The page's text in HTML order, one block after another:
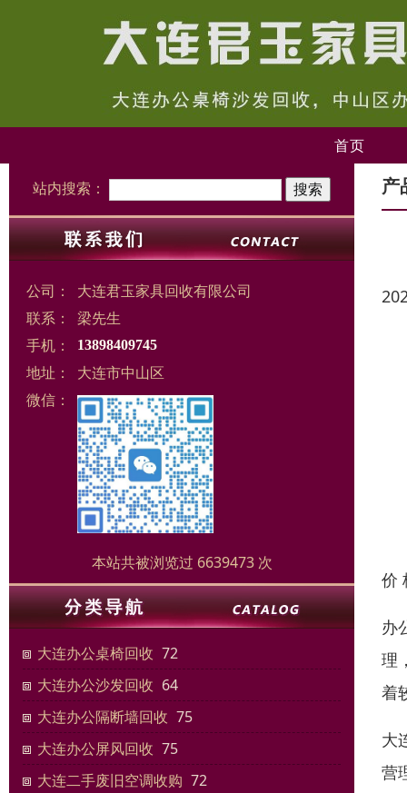
首页
站内搜索：
公司：
大连君玉家具回收有限公司
联系：
梁先生
手机：
13898409745
地址：
大连市中山区
微信：
本站共被浏览过 6639473 次
大连办公桌椅回收 72
大连办公沙发回收 64
大连办公隔断墙回收 75
大连办公屏风回收 75
大连二手废旧空调收购 72
产
价
办
理
着
大
营